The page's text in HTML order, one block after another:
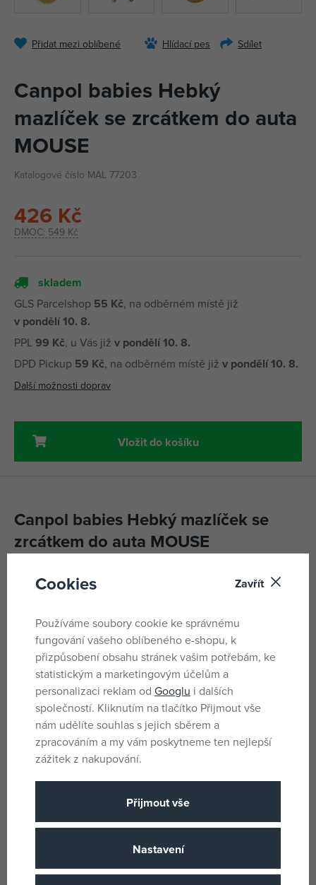
Přidat mezi oblíbené Hlídací pes Sdílet
Canpol babies Hebký
mazlíček se zrcátkem do auta
MOUSE
Katalogové číslo MAL 77203
DMOC: 549 Kč
426 Kč
skladem
GLS Parcelshop 55 Kč, na odběrném místě již
v pondělí 10. 8.
PPL99 Kč, u Vás již v pondělí 10. 8.
DPD Pickup 59 Kč, na odběrném místě již v pondělí 10. 8.
Další možnosti doprav
Vložit do košíku
Canpol babies Hebký mazlíček se
zrcátkem do auta MOUSE
Hebký mazlíček se zrcátkem do auta je součástí stylové
kolekce MOUSE. Mazlíček je skvělým kamarádem jak na
jízdy, navíc rozvíjí jeho schopnost soustředit pozornost.
Hračka neobsahuje BPA, doporučený věk 0m+.
Velká velikost hračky —perfektní pro mazlení, ale také
jako dekorace do dětského pokoje. 26 x 34 cm.
Parametry
10.5 x 40.3 x
Název podskupiny zboži Canpol
Země původu CN
Cookies Zavřít
Používáme soubory cookie ke správnému
fungování vašeho oblíbeného e-shopu, k
přizpůsobení obsahu stránek vašim potřebám, ke
statistickým a marketingovým účelům a
personalizaci reklam od Googlu i dalších
společností. Kliknutím na tlačítko Přijmout vše
nám udělíte souhlas s jejich sběrem a
zpracováním a my vám poskytneme ten nejlepší
zážitek z nakupování.
Přijmout vše
Nastavení